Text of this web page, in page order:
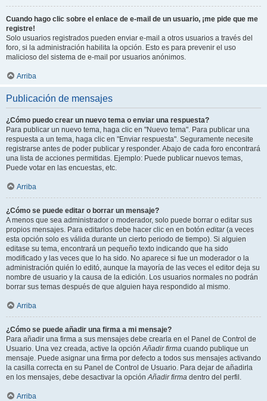
Cuando hago clic sobre el enlace de e-mail de un usuario, ¡me pide que me
registre!
Solo usuarios registrados pueden enviar e-mail a otros usuarios a través del
foro, si la administración habilita la opción. Esto es para prevenir el uso
malicioso del sistema de e-mail por usuarios anónimos.
Arriba
Publicación de mensajes
¿Cómo puedo crear un nuevo tema o enviar una respuesta?
Para publicar un nuevo tema, haga clic en "Nuevo tema". Para publicar una
respuesta a un tema, haga clic en "Enviar respuesta". Seguramente necesite
registrarse antes de poder publicar y responder. Abajo de cada foro encontrará
una lista de acciones permitidas. Ejemplo: Puede publicar nuevos temas,
Puede votar en las encuestas, etc.
Arriba
¿Cómo se puede editar o borrar un mensaje?
A menos que sea administrador o moderador, solo puede borrar o editar sus
propios mensajes. Para editarlos debe hacer clic en en botón editar(a veces
esta opción solo es válida durante un cierto periodo de tiempo). Si alguien
editase su tema, encontrará un pequeño texto indicando que ha sido
modificado y las veces que lo ha sido. No aparece si fue un moderador o la
administración quién lo editó, aunque la mayoría de las veces el editor deja su
nombre de usuario y la causa de la edición. Los usuarios normales no podrán
borrar sus temas después de que alguien haya respondido al mismo.
Arriba
¿Cómo se puede añadir una firma a mi mensaje?
Para añadir una firma a sus mensajes debe crearla en el Panel de Control de
Usuario. Una vez creada, active la opciónAñadir firma cuando publique un
mensaje. Puede asignar una firma por defecto a todos sus mensajes activando
la casilla correcta en su Panel de Control de Usuario. Para dejar de añadirla
en los mensajes, debe desactivar la opciónAñadir firma dentro del perfil.
Arriba